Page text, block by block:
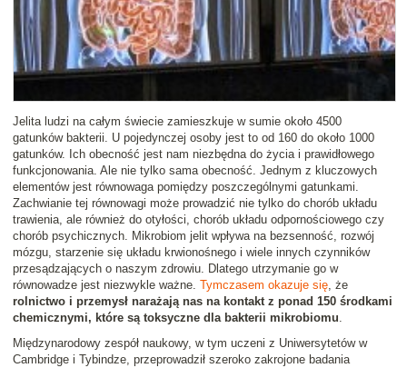
Jelita ludzi na całym świecie zamieszkuje w sumie około 4500
gatunków bakterii. U pojedynczej osoby jest to od 160 do około 1000
gatunków. Ich obecność jest nam niezbędna do życia i prawidłowego
funkcjonowania. Ale nie tylko sama obecność. Jednym z kluczowych
elementów jest równowaga pomiędzy poszczególnymi gatunkami.
Zachwianie tej równowagi może prowadzić nie tylko do chorób układu
trawienia, ale również do otyłości, chorób układu odpornościowego czy
chorób psychicznych. Mikrobiom jelit wpływa na bezsenność, rozwój
mózgu, starzenie się układu krwionośnego i wiele innych czynników
przesądzających o naszym zdrowiu. Dlatego utrzymanie go w
równowadze jest niezwykle ważne. Tymczasem okazuje się, że
rolnictwo i przemysł narażają nas na kontakt z ponad 150 środkami
chemicznymi, które są toksyczne dla bakterii mikrobiomu.
Międzynarodowy zespół naukowy, w tym uczeni z Uniwersytetów w
Cambridge i Tybindze, przeprowadził szeroko zakrojone badania